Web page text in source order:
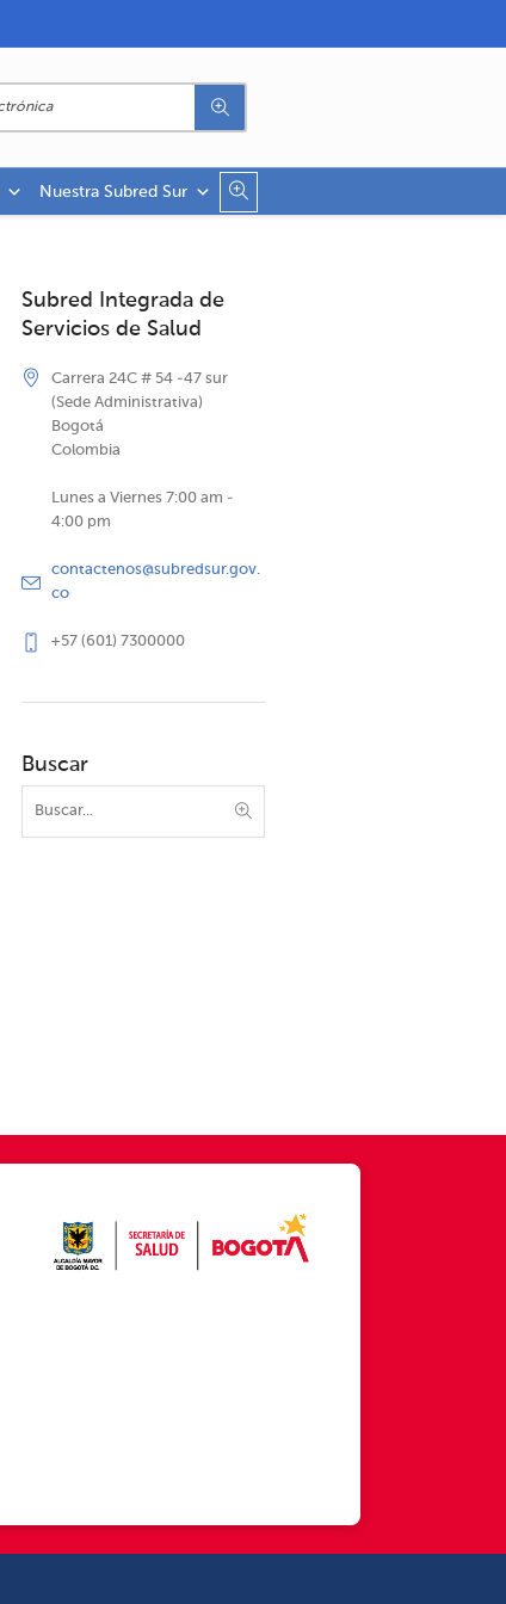
Nuestra Subred Sur
Subred Integrada de
Servicios de Salud
Carrera 24C # 54 -47 sur
(Sede Administrativa)
Bogotá
Colombia
Lunes a Viernes 7:00 am -
4:00 pm
contactenos@subredsur.gov.
co
+57 (601) 7300000
Buscar